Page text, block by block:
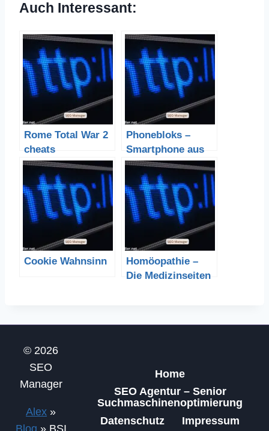
Auch Interessant:
Rome Total War 2
cheats
Phonebloks –
Smartphone aus
Bauteilen
Cookie Wahnsinn
Homöopathie –
Die Medizinseiten
© 2026
SEO
Manager
Alex »
Home
SEO Agentur – Senior
Suchmaschinenoptimierung
Datenschutz
Impressum